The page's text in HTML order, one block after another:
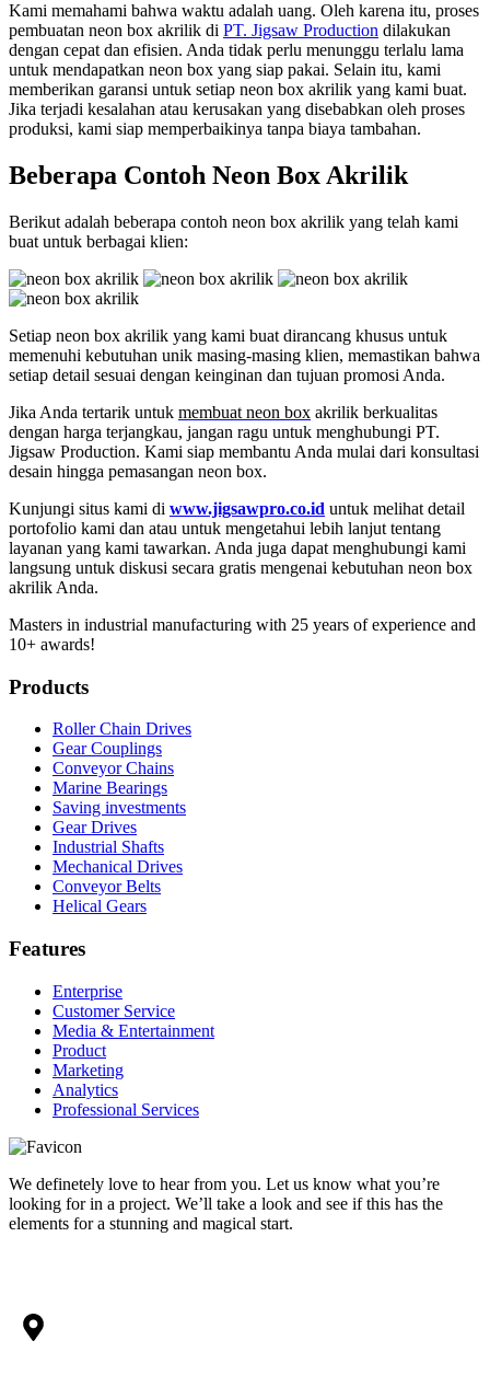
Kami memahami bahwa waktu adalah uang. Oleh karena itu, proses
pembuatan neon box akrilik di PT. Jigsaw Production dilakukan
dengan cepat dan efisien. Anda tidak perlu menunggu terlalu lama
untuk mendapatkan neon box yang siap pakai. Selain itu, kami
memberikan garansi untuk setiap neon box akrilik yang kami buat.
Jika terjadi kesalahan atau kerusakan yang disebabkan oleh proses
produksi, kami siap memperbaikinya tanpa biaya tambahan.
Beberapa Contoh Neon Box Akrilik
Berikut adalah beberapa contoh neon box akrilik yang telah kami
buat untuk berbagai klien:
Setiap neon box akrilik yang kami buat dirancang khusus untuk
memenuhi kebutuhan unik masing-masing klien, memastikan bahwa
setiap detail sesuai dengan keinginan dan tujuan promosi Anda.
Jika Anda tertarik untuk membuat neon box akrilik berkualitas
dengan harga terjangkau, jangan ragu untuk menghubungi PT.
Jigsaw Production. Kami siap membantu Anda mulai dari konsultasi
desain hingga pemasangan neon box.
Kunjungi situs kami di www.jigsawpro.co.id untuk melihat detail
portofolio kami dan atau untuk mengetahui lebih lanjut tentang
layanan yang kami tawarkan. Anda juga dapat menghubungi kami
langsung untuk diskusi secara gratis mengenai kebutuhan neon box
akrilik Anda.
Masters in industrial manufacturing with 25 years of experience and
10+ awards!
Products
Roller Chain Drives
Gear Couplings
Conveyor Chains
Marine Bearings
Saving investments
Gear Drives
Industrial Shafts
Mechanical Drives
Conveyor Belts
Helical Gears
Features
Enterprise
Customer Service
Media & Entertainment
Product
Marketing
Analytics
Professional Services
We definetely love to hear from you. Let us know what you’re
looking for in a project. We’ll take a look and see if this has the
elements for a stunning and magical start.